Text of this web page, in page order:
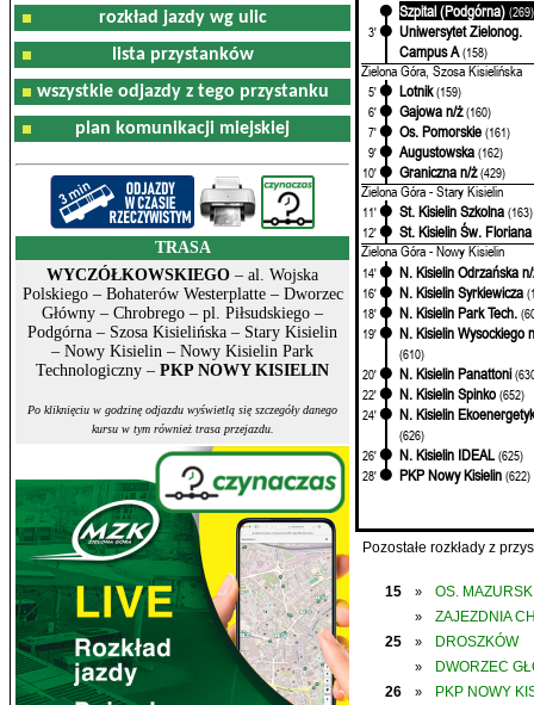
rozkład jazdy wg ulic
lista przystanków
wszystkie odjazdy z tego przystanku
plan komunikacji miejskiej
TRASA
WYCZÓŁKOWSKIEGO – al. Wojska
Polskiego – Bohaterów Westerplatte – Dworzec
Główny – Chrobrego – pl. Piłsudskiego –
Podgórna – Szosa Kisielińska – Stary Kisielin
– Nowy Kisielin – Nowy Kisielin Park
Technologiczny – PKP NOWY KISIELIN
Po kliknięciu w godzinę odjazdu wyświetlą się szczegóły danego
kursu w tym również trasa przejazdu.
Szpital (Podgórna) (269)
3'
Uniwersytet Zielonog.
Campus A (158)
Zielona Góra, Szosa Kisielińska
5' Lotnik (159)
6'
Gajowa n/ż (160)
7'
Os. Pomorskie (161)
9'
Augustowska (162)
10'
Graniczna n/ż (429)
Zielona Góra - Stary Kisielin
11' St. Kisielin Szkolna (163)
12'
St. Kisielin Św. Floriana
Zielona Góra - Nowy Kisielin
14' N. Kisielin Odrzańska
16' N. Kisielin Syrkiewicza
18'
N. Kisielin Park Tech.
19'
N. Kisielin Wysockiego
(610)
20'
N. Kisielin Panattoni
22'
N. Kisielin Spinko (652)
24'
N. Kisielin
(626)
26'
N. Kisielin IDEAL (625)
28'
PKP Nowy Kisielin (622)
Pozostałe rozkłady z
15 » OS.
»
ZAJEZDNIA
25
» DROSZKÓW
»
DWORZEC
26
» PKP NOWY